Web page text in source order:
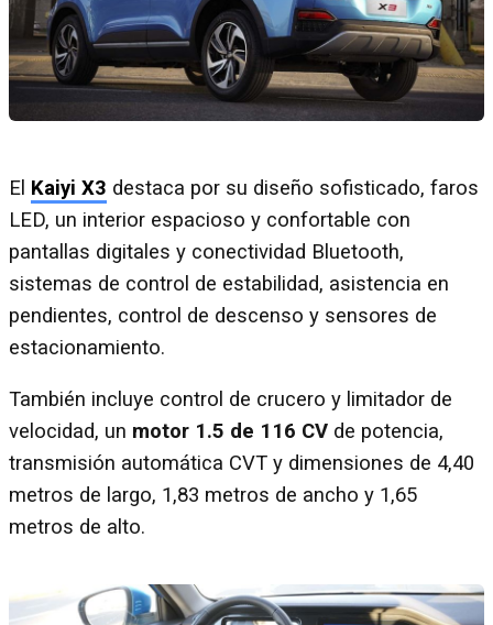
El Kaiyi X3 destaca por su diseño sofisticado, faros
LED, un interior espacioso y confortable con
pantallas digitales y conectividad Bluetooth,
sistemas de control de estabilidad, asistencia en
pendientes, control de descenso y sensores de
estacionamiento.
También incluye control de crucero y limitador de
velocidad, un motor 1.5 de 116 CV de potencia,
transmisión automática CVT y dimensiones de 4,40
metros de largo, 1,83 metros de ancho y 1,65
metros de alto.